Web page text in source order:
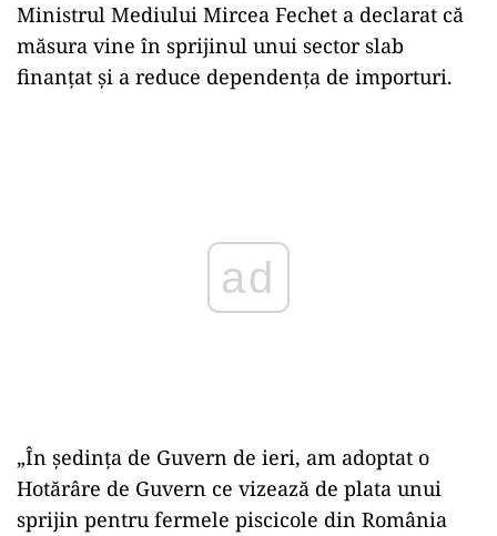
Ministrul Mediului Mircea Fechet a declarat că
măsura vine în sprijinul unui sector slab
finanțat și a reduce dependența de importuri.
ad
„În şedinţa de Guvern de ieri, am adoptat o
Hotărâre de Guvern ce vizează de plata unui
sprijin pentru fermele piscicole din România